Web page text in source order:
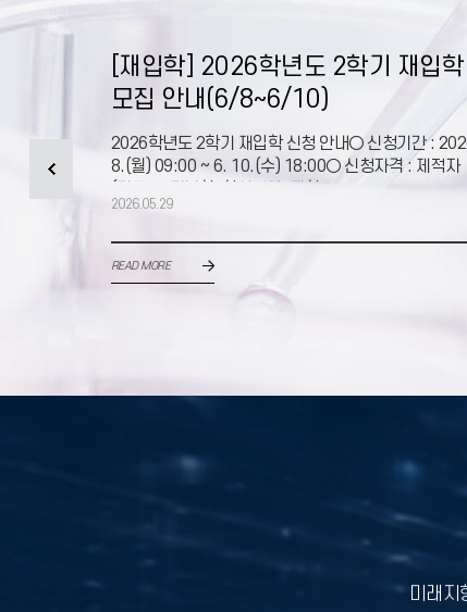
분들은
[재입학] 2026학년도 2학기 재입학
모집 안내(6/8~6/10)
2026학년도 2학기 재입학 신청 안내○ 신청기간 :
8.(월) 09:00 ~ 6. 10.(수) 18:00○ 신청자격 : 제적자
2026.05.29
READ MORE
미래